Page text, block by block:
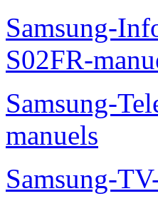
Samsung-
S02FR-
Samsung-
manuels
Samsung-